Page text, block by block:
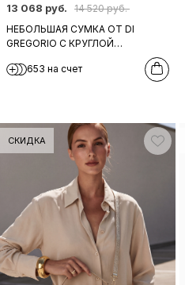
13 068 руб.
14 520 руб.
НЕБОЛЬШАЯ СУМКА ОТ DI
GREGORIO С КРУГЛОЙ
ЦВЕТЕ653 на счет
СКИДКА